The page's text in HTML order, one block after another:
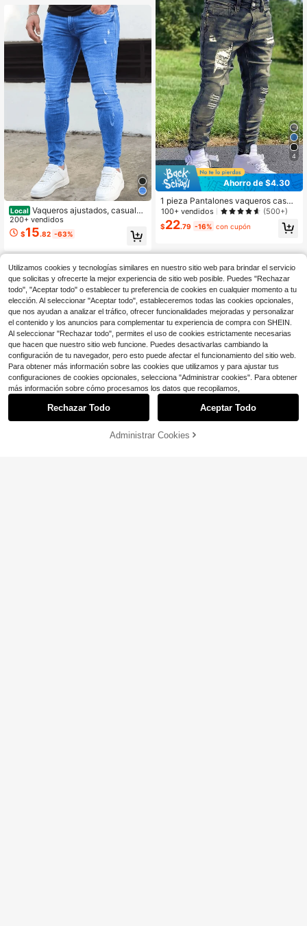
Local Vaqueros ajustados, casuales
y ligeros para hombre
200+ vendidos
$15.82 -63%
4
Ahorro de $4.30
1 pieza Pantalones vaqueros casua
les de color caqui para hombre, de
corte slim, con estiramiento, desgas
tados y rotos, para uso urbano, ade
100+ vendidos (500+)
$22.79 -16% con cupón
¡16% DE DESCUENTO! AÑADIR A LA BOLSA
Utilizamos cookies y tecnologías similares en nuestro sitio web para brindar el servicio
que solicitas y ofrecerte la mejor experiencia de sitio web posible. Puedes "Rechazar
todo", "Aceptar todo" o establecer tu preferencia de cookies en cualquier momento a tu
elección. Al seleccionar "Aceptar todo", estableceremos todas las cookies opcionales,
que nos ayudan a analizar el tráfico, ofrecer funcionalidades mejoradas y personalizar
el contenido y los anuncios para complementar tu experiencia de compra con SHEIN.
Al seleccionar "Rechazar todo", permites el uso de cookies estrictamente necesarias
que hacen que nuestro sitio web funcione. Puedes desactivarlas cambiando la
configuración de tu navegador, pero esto puede afectar el funcionamiento del sitio web.
Para obtener más información sobre las cookies que utilizamos y para ajustar tus
configuraciones de cookies opcionales, selecciona "Administrar cookies". Para obtener
más información sobre cómo procesamos los datos que recopilamos,
Rechazar Todo Aceptar Todo
Administrar Cookies